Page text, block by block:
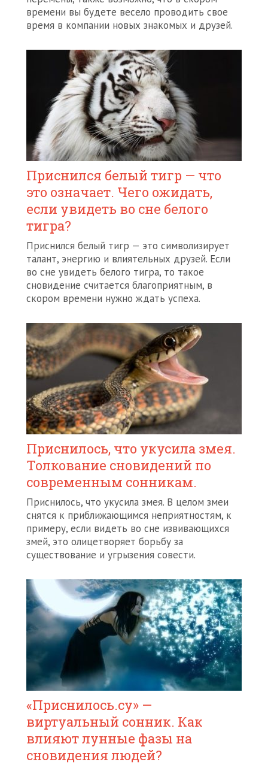
времени вы будете весело проводить свое
время в компании новых знакомых и друзей.
Приснился белый тигр — что
это означает. Чего ожидать,
если увидеть во сне белого
тигра?
Приснился белый тигр — это символизирует
талант, энергию и влиятельных друзей. Если
во сне увидеть белого тигра, то такое
сновидение считается благоприятным, в
скором времени нужно ждать успеха.
Приснилось, что укусила змея.
Толкование сновидений по
современным сонникам.
Приснилось, что укусила змея. В целом змеи
снятся к приближающимся неприятностям, к
примеру, если видеть во сне извивающихся
змей, это олицетворяет борьбу за
существование и угрызения совести.
«Приснилось.су» —
виртуальный сонник. Как
влияют лунные фазы на
сновидения людей?